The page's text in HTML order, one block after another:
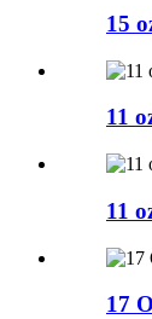
15
11
11
17